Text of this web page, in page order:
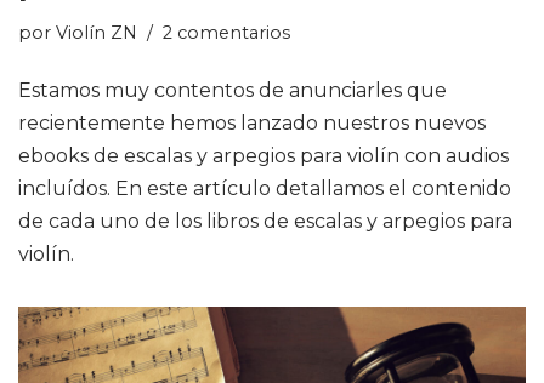
por Violín ZN 2 comentarios
Estamos muy contentos de anunciarles que
recientemente hemos lanzado nuestros nuevos
ebooks de escalas y arpegios para violín con audios
incluídos. En este artículo detallamos el contenido
de cada uno de los libros de escalas y arpegios para
violín.